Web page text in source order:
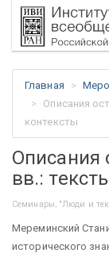
Главная
Описания
контексты
Описания
вв.:
Семинары, "Люди и
Мереминский
исторического